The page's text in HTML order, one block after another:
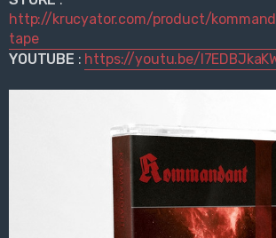
http://krucyator.com/product/
tape
YOUTUBE : https://youtu.be/